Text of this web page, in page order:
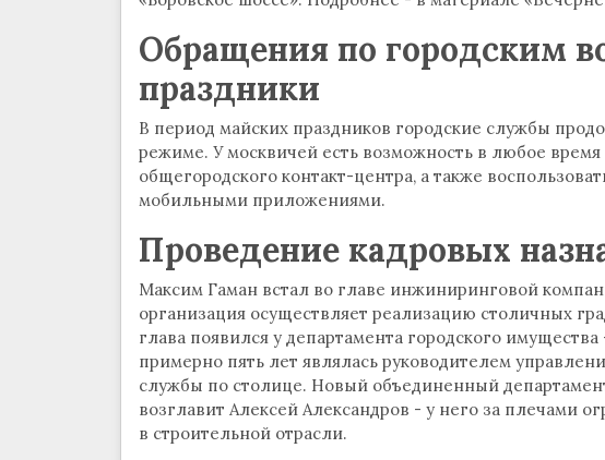
Обращения по городским
праздники
В период майских праздников городские службы
режиме. У москвичей есть возможность в любое
общегородского контакт-центра, а также
мобильными приложениями.
Проведение кадровых
Максим Гаман встал во главе инжиниринговой
организация осуществляет реализацию столичных
глава появился у департамента городского
примерно пять лет являлась руководителем
службы по столице. Новый объединенный
возглавит Алексей Александров - у него за плечами
в строительной отрасли.